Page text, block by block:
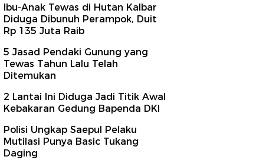
Ibu-Anak Tewas di Hutan Kalbar
Diduga Dibunuh Perampok, Duit
Rp 135 Juta Raib
5 Jasad Pendaki Gunung yang
Tewas Tahun Lalu Telah
Ditemukan
2 Lantai Ini Diduga Jadi Titik Awal
Kebakaran Gedung Bapenda DKI
Polisi Ungkap Saepul Pelaku
Mutilasi Punya Basic Tukang
Daging